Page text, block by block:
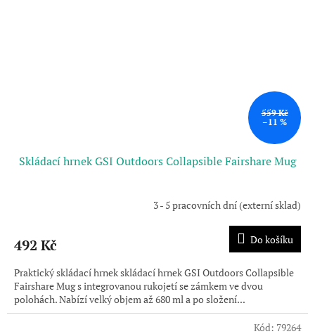
559 Kč
–11 %
Skládací hrnek GSI Outdoors Collapsible Fairshare Mug
3 - 5 pracovních dní (externí sklad)
492 Kč Do košíku
Praktický skládací hrnek skládací hrnek GSI Outdoors Collapsible
Fairshare Mug s integrovanou rukojetí se zámkem ve dvou
polohách. Nabízí velký objem až 680 ml a po složení...
Kód: 79264